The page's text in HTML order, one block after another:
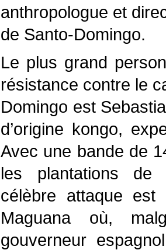
anthropologue et
de Santo-Domingo.
Le plus grand
résistance contre le
Domingo est
d’origine kongo,
Avec une bande de
les plantations de
célèbre attaque
Maguana où,
gouverneur